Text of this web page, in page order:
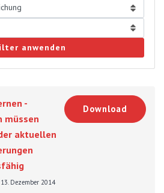
anwenden
-
müssen
aktuellen
13. Dezember 2014
Download